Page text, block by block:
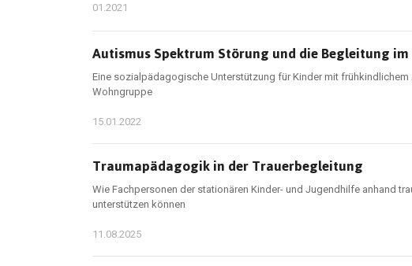
01.2021
Autismus Spektrum Störung und die Begleitung
Eine sozialpädagogische Unterstützung für Kinder mit
Wohngruppe
15.01.2022
Traumapädagogik in der Trauerbegleitung
Wie Fachpersonen der stationären Kinder- und Jugendhilfe anhand
unterstützen können
11.08.2025